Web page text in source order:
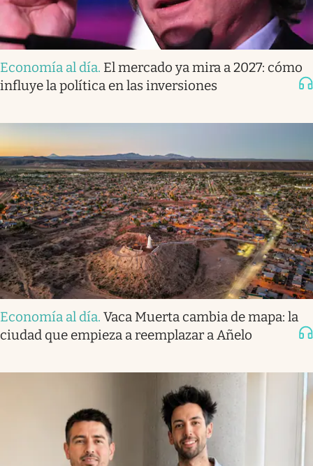
Economía al día. El mercado ya mira a 2027: cómo
influye la política en las inversiones
Economía al día. Vaca Muerta cambia de mapa: la
ciudad que empieza a reemplazar a Añelo